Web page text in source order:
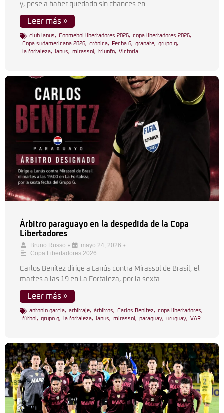
y, pese a haber quedado sin chances en
Leer más »
club lanus, Conmebol libertadores 2026, copa libertadores 2026,
Copa sudamericana 2026, crónica, Fecha 6, granate, grupo g,
la fortaleza, lanus, mirassol , triunfo, Victoria
Árbitro paraguayo en la despedida de la Copa
Libertadores
Bruno Russo • mayo 24, 2026 •
Copa Libertadores 2026
Carlos Benítez dirige a Lanús contra Mirassol de Brasil, el
martes a las 19 en La Fortaleza, por la sexta
Leer más »
antonio garcía, arbitraje, árbitros, Carlos Benítez, copa libertadores,
fútbol , grupo g, la fortaleza, lanus, mirassol , paraguay, uruguay, VAR